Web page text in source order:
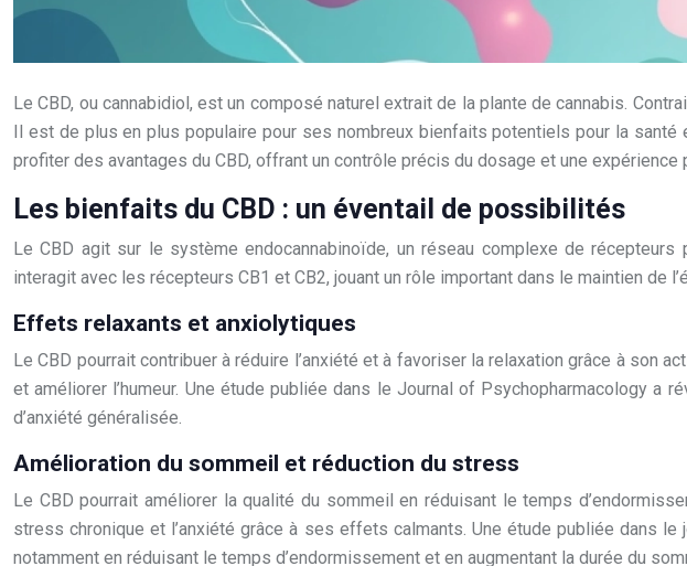
Le CBD, ou cannabidiol, est un composé naturel extrait de la plante de cannabis.
Il est de plus en plus populaire pour ses nombreux bienfaits potentiels pour la
profiter des avantages du CBD, offrant un contrôle précis du dosage et une expérience
Les bienfaits du CBD : un éventail de possibilités
Le CBD agit sur le système endocannabinoïde, un réseau complexe de
interagit avec les récepteurs CB1 et CB2, jouant un rôle important dans le maintien de
Effets relaxants et anxiolytiques
Le CBD pourrait contribuer à réduire l’anxiété et à favoriser la relaxation grâce à son
et améliorer l’humeur. Une étude publiée dans le Journal of Psychopharmacology
d’anxiété généralisée.
Amélioration du sommeil et réduction du stress
Le CBD pourrait améliorer la qualité du sommeil en réduisant le temps
stress chronique et l’anxiété grâce à ses effets calmants. Une étude publiée dans
notamment en réduisant le temps d’endormissement et en augmentant la durée du